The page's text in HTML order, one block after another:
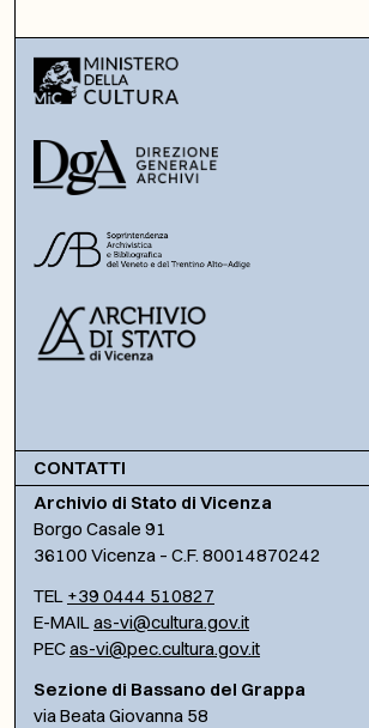
CONTATTI
Archivio di Stato di Vicenza
Borgo Casale 91
36100 Vicenza – C.F. 80014870242
TEL +39 0444 510827
E-MAILas-vi@cultura.gov.it
PECas-vi@pec.cultura.gov.it
Sezione di Bassano del Grappa
via Beata Giovanna 58